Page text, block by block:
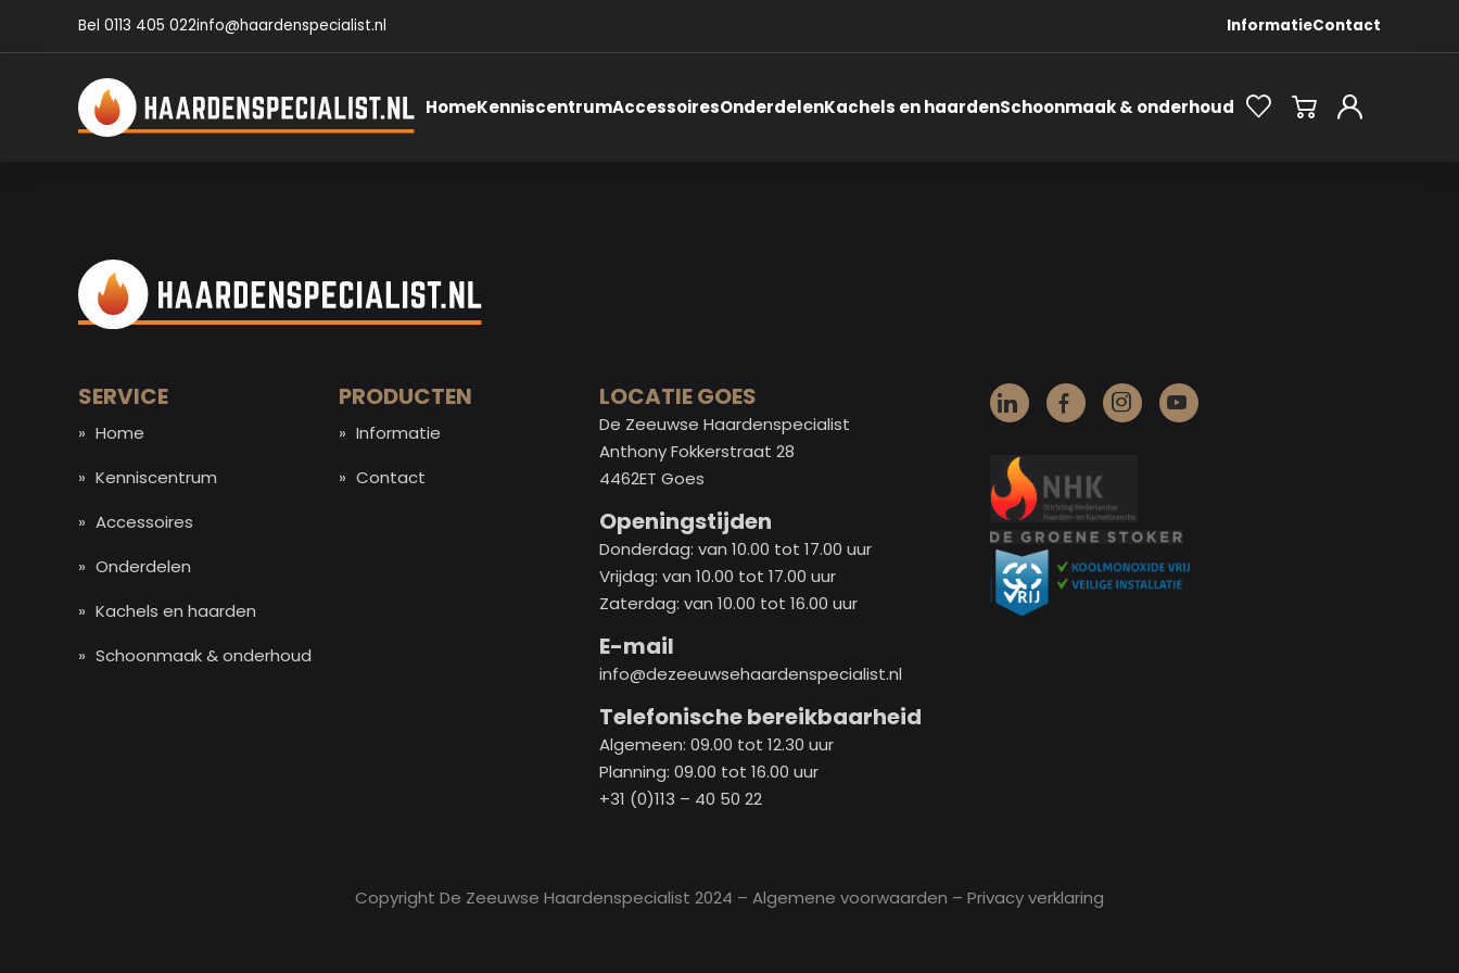
Bel 0113 405 022info@haardenspecialist.nl InformatieContact
HomeKenniscentrumAccessoiresOnderdelenKachels en haardenSchoonmaak & onderhoud
SERVICE
Home
Kenniscentrum
Accessoires
Onderdelen
Kachels en haarden
Schoonmaak & onderhoud
PRODUCTEN
Informatie
Contact
LOCATIE GOES
De Zeeuwse Haardenspecialist
Anthony Fokkerstraat 28
4462ET Goes
Openingstijden
Donderdag: van 10.00 tot 17.00 uur
Vrijdag: van 10.00 tot 17.00 uur
Zaterdag: van 10.00 tot 16.00 uur
E-mail
info@dezeeuwsehaardenspecialist.nl
Telefonische bereikbaarheid
Algemeen: 09.00 tot 12.30 uur
Planning: 09.00 tot 16.00 uur
+31 (0)113 – 40 50 22
Copyright De Zeeuwse Haardenspecialist 2024 – Algemene voorwaarden – Privacy verklaring